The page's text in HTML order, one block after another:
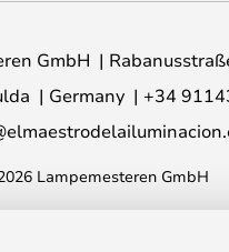
GmbH
Germany
+34
Lampemesteren GmbH